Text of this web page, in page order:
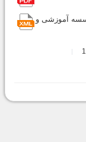
آموزشی و